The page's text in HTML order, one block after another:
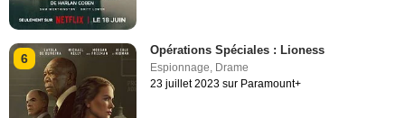
6
Opérations Spéciales : Lioness
Espionnage, Drame
23 juillet 2023 sur Paramount+